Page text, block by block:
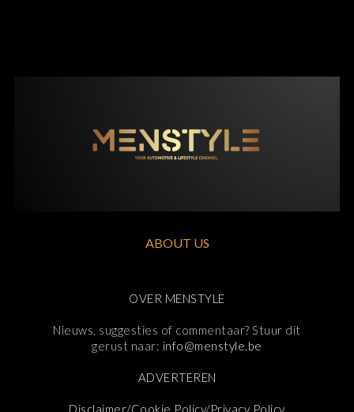
ABOUT US
OVER MENSTYLE
Nieuws, suggesties of commentaar? Stuur dit
gerust naar: info@menstyle.be
ADVERTEREN
Disclaimer/Cookie Policy/Privacy Policy